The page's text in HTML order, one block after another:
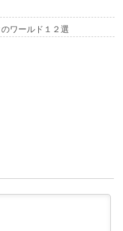
ワールド１２選